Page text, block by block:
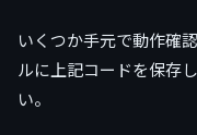
いくつか手元で動作確
ルに上記コードを保存
い。